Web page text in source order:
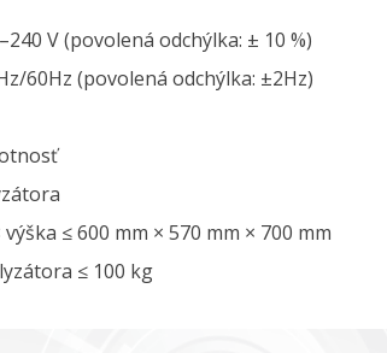
V (povolená odchýlka: ± 10 %)
60Hz (povolená odchýlka: ±2Hz)
≤ 600 mm × 570 mm × 700 mm
≤ 100 kg